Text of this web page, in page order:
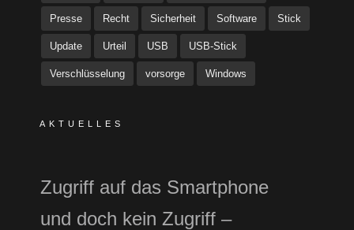
Presse Recht Sicherheit Software Stick
Update Urteil USB USB-Stick
Verschlüsselung vorsorge Windows
AKTUELLES
Zugriff auf das Smartphone
und doch kein Zugriff –